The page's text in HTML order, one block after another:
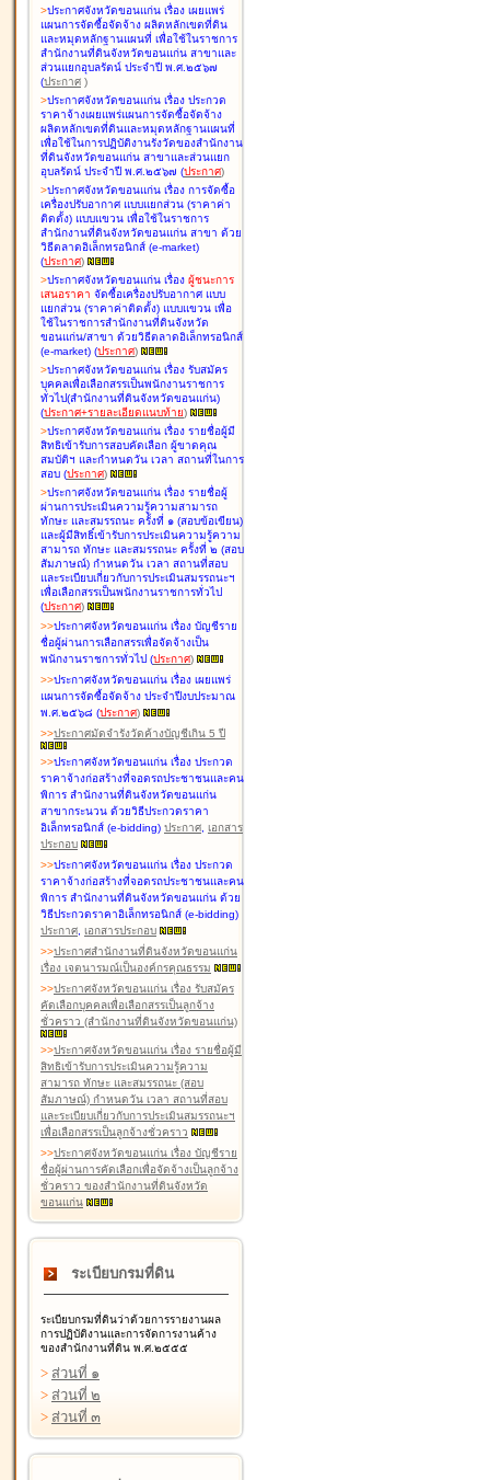
>ประกาศจังหวัดขอนแก่น เรื่อง เผยแพร่
แผนการจัดซื้อจัดจ้าง ผลิตหลักเขตที่ดิน
และหมุดหลักฐานแผนที่ เพื่อใช้ในราชการ
สำนักงานที่ดินจังหวัดขอนแก่น สาขาและ
ส่วนแยกอุบลรัตน์ ประจำปี พ.ศ.๒๕๖๗
(ประกาศ )
>ประกาศจังหวัดขอนแก่น เรื่อง ประกวด
ราคาจ้างเผยแพร่แผนการจัดซื้อจัดจ้าง
ผลิตหลักเขตที่ดินและหมุดหลักฐานแผนที่
เพื่อใช้ในการปฏิบัติงานรังวัดของสำนักงาน
ที่ดินจังหวัดขอนแก่น สาขาและส่วนแยก
อุบลรัตน์ ประจำปี พ.ศ.๒๕๖๗ (ประกาศ)
>ประกาศจังหวัดขอนแก่น เรื่อง การจัดซื้อ
เครื่องปรับอากาศ แบบแยกส่วน (ราคาค่า
ติดตั้ง) แบบแขวน เพื่อใช้ในราชการ
สำนักงานที่ดินจังหวัดขอนแก่น สาขา ด้วย
วิธีตลาดอิเล็กทรอนิกส์ (e-market)
(ประกาศ)
>ประกาศจังหวัดขอนแก่น เรื่อง ผู้ชนะการ
เสนอราคา จัดซื้อเครื่องปรับอากาศ แบบ
แยกส่วน (ราคาค่าติดตั้ง) แบบแขวน เพื่อ
ใช้ในราชการสำนักงานที่ดินจังหวัด
ขอนแก่น/สาขา ด้วยวิธีตลาดอิเล็กทรอนิกส์
(e-market) (ประกาศ)
>ประกาศจังหวัดขอนแก่น เรื่อง รับสมัคร
บุคคลเพื่อเลือกสรรเป็นพนักงานราชการ
ทั่วไป(สำนักงานที่ดินจังหวัดขอนแก่น)
(ประกาศ+รายละเอียดแนบท้าย)
>ประกาศจังหวัดขอนแก่น เรื่อง รายชื่อผู้มี
สิทธิเข้ารับการสอบคัดเลือก ผู้ขาดคุณ
สมบัติฯ และกำหนดวัน เวลา สถานที่ในการ
สอบ (ประกาศ)
>ประกาศจังหวัดขอนแก่น เรื่อง รายชื่อผู้
ผ่านการประเมินความรู้ความสามารถ
ทักษะ และสมรรถนะ ครั้งที่ ๑ (สอบข้อเขียน)
และผู้มีสิทธิ์เข้ารับการประเมินความรู้ความ
สามารถ ทักษะ และสมรรถนะ ครั้งที่ ๒ (สอบ
สัมภาษณ์) กำหนดวัน เวลา สถานที่สอบ
และระเบียบเกี่ยวกับการประเมินสมรรถนะฯ
เพื่อเลือกสรรเป็นพนักงานราชการทั่วไป
(ประกาศ)
>>ประกาศจังหวัดขอนแก่น เรื่อง บัญชีราย
ชื่อผู้ผ่านการเลือกสรรเพื่อจัดจ้างเป็น
พนักงานราชการทั่วไป (ประกาศ)
>>ประกาศจังหวัดขอนแก่น เรื่อง เผยแพร่
แผนการจัดซื้อจัดจ้าง ประจำปีงบประมาณ
พ.ศ.๒๕๖๘ (ประกาศ)
>>ประกาศมัดจำรังวัดค้างบัญชีเกิน 5 ปี
>>ประกาศจังหวัดขอนแก่น เรื่อง ประกวด
ราคาจ้างก่อสร้างที่จอดรถประชาชนและคน
พิการ สำนักงานที่ดินจังหวัดขอนแก่น
สาขากระนวน ด้วยวิธีประกวดราคา
อิเล็กทรอนิกส์ (e-bidding) ประกาศ, เอกสาร
ประกอบ
>>ประกาศจังหวัดขอนแก่น เรื่อง ประกวด
ราคาจ้างก่อสร้างที่จอดรถประชาชนและคน
พิการ สำนักงานที่ดินจังหวัดขอนแก่น ด้วย
วิธีประกวดราคาอิเล็กทรอนิกส์ (e-bidding)
ประกาศ, เอกสารประกอบ
>>ประกาศสำนักงานที่ดินจังหวัดขอนแก่น
เรื่อง เจตนารมณ์เป็นองค์กรคุณธรรม
>>ประกาศจังหวัดขอนแก่น เรื่อง รับสมัคร
คัดเลือกบุคคลเพื่อเลือกสรรเป็นลูกจ้าง
ชั่วคราว (สำนักงานที่ดินจังหวัดขอนแก่น)
>>ประกาศจังหวัดขอนแก่น เรื่อง รายชื่อผู้มี
สิทธิเข้ารับการประเมินความรู้ความ
สามารถ ทักษะ และสมรรถนะ (สอบ
สัมภาษณ์) กำหนดวัน เวลา สถานที่สอบ
และระเบียบเกี่ยวกับการประเมินสมรรถนะฯ
เพื่อเลือกสรรเป็นลูกจ้างชั่วคราว
>>ประกาศจังหวัดขอนแก่น เรื่อง บัญชีราย
ชื่อผู้ผ่านการคัดเลือกเพื่อจัดจ้างเป็นลูกจ้าง
ชั่วคราว ของสำนักงานที่ดินจังหวัด
ขอนแก่น
ระเบียบกรมที่ดิน
ระเบียบกรมที่ดินว่าด้วยการรายงานผล
การปฏิบัติงานและการจัดการงานค้าง
ของสำนักงานที่ดิน พ.ศ.๒๕๕๕
> ส่วนที่ ๑
> ส่วนที่ ๒
> ส่วนที่ ๓